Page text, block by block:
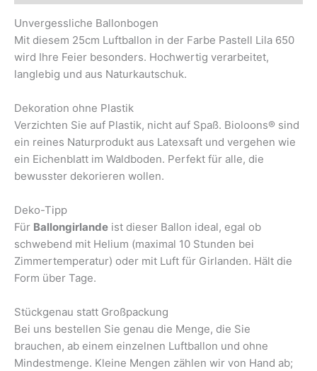
Unvergessliche Ballonbogen
Mit diesem 25cm Luftballon in der Farbe Pastell Lila 650
wird Ihre Feier besonders. Hochwertig verarbeitet,
langlebig und aus Naturkautschuk.
Dekoration ohne Plastik
Verzichten Sie auf Plastik, nicht auf Spaß. Bioloons® sind
ein reines Naturprodukt aus Latexsaft und vergehen wie
ein Eichenblatt im Waldboden. Perfekt für alle, die
bewusster dekorieren wollen.
Deko-Tipp
Für Ballongirlande ist dieser Ballon ideal, egal ob
schwebend mit Helium (maximal 10 Stunden bei
Zimmertemperatur) oder mit Luft für Girlanden. Hält die
Form über Tage.
Stückgenau statt Großpackung
Bei uns bestellen Sie genau die Menge, die Sie
brauchen, ab einem einzelnen Luftballon und ohne
Mindestmenge. Kleine Mengen zählen wir von Hand ab;